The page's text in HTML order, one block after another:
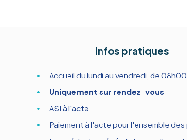
Infos pratiques
Accueil du lundi au vendredi, de
Uniquement sur rendez-vous
ASI à l'acte
Paiement à l'acte pour l'ensemble